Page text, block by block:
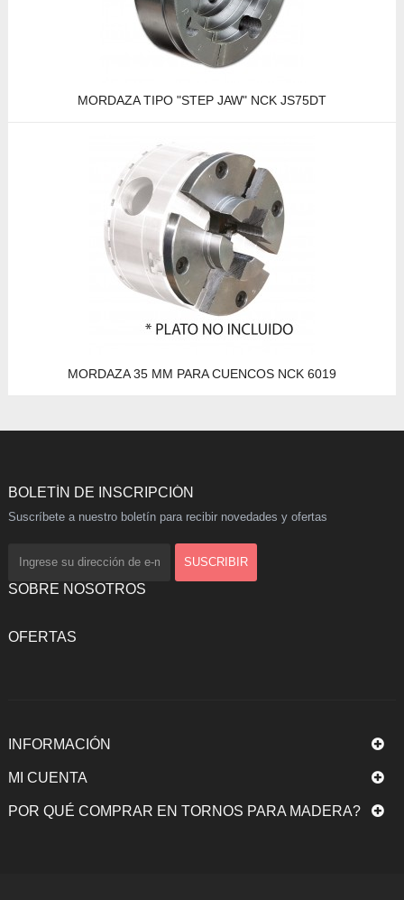
MORDAZA TIPO "STEP JAW" NCK JS75DT
MORDAZA 35 MM PARA CUENCOS NCK 6019
BOLETÍN DE INSCRIPCIÓN
Suscríbete a nuestro boletín para recibir novedades y ofertas
SOBRE NOSOTROS
OFERTAS
INFORMACIÓN
MI CUENTA
POR QUÉ COMPRAR EN TORNOS PARA MADERA?